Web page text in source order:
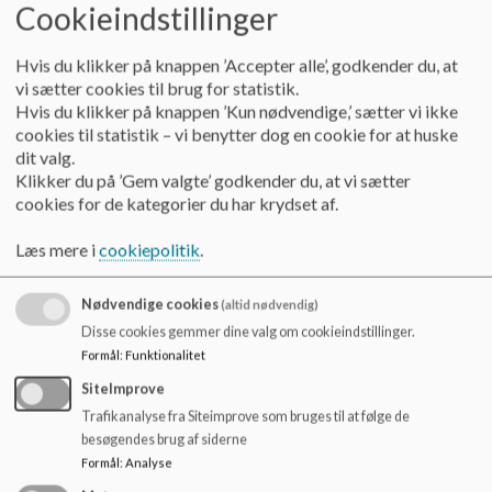
Engagement
Derudover er vi mulighedernes SFO, hvor vi vægter
medbestemmelse, selvstændighed og det frie valg. Vi tror på,
at den frie leg udvikler børnene og sætter deres sociale
kompetencer og “jeg”ets udvikling i højsæde.
Åbningstider
Morgen
Tirsdag
06.30 - 08.00
13.00 - 16.30
06.30 - 08.00
13.00 - 16.30
06.30 - 08.00
Fredag
06.30 - 08.00
Besked ved sygdom og fri
Hvis dit barn har fri eller er syg, er det vigtigt, at du giver
Cookieindstillinger
Hvis du klikker på knappen ’Accepter alle’, godkender du, at
vi sætter cookies til brug for statistik.
Hvis du klikker på knappen ’Kun nødvendige,’ sætter vi ikke
cookies til statistik – vi benytter dog en cookie for at huske
dit valg.
Klikker du på ’Gem valgte’ godkender du, at vi sætter
cookies for de kategorier du har krydset af.
Læs mere icookiepolitik.
Nødvendige cookies(altid nødvendig)
Disse cookies gemmer dine valg om cookieindstillinger.
Formål: Funktionalitet
SiteImprove
Trafikanalyse fra Siteimprove som bruges til at følge de
besøgendes brug af siderne
Formål: Analyse